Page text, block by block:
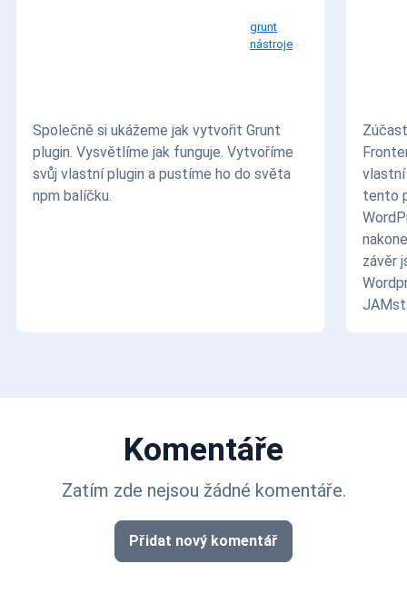
grunt
nástroje
Společně si ukážeme jak vytvořit Grunt
plugin. Vysvětlíme jak funguje. Vytvoříme
svůj vlastní plugin a pustíme ho do světa
npm balíčku.
tento
závěr
Komentáře
Zatím zde nejsou žádné komentáře.
Přidat nový komentář